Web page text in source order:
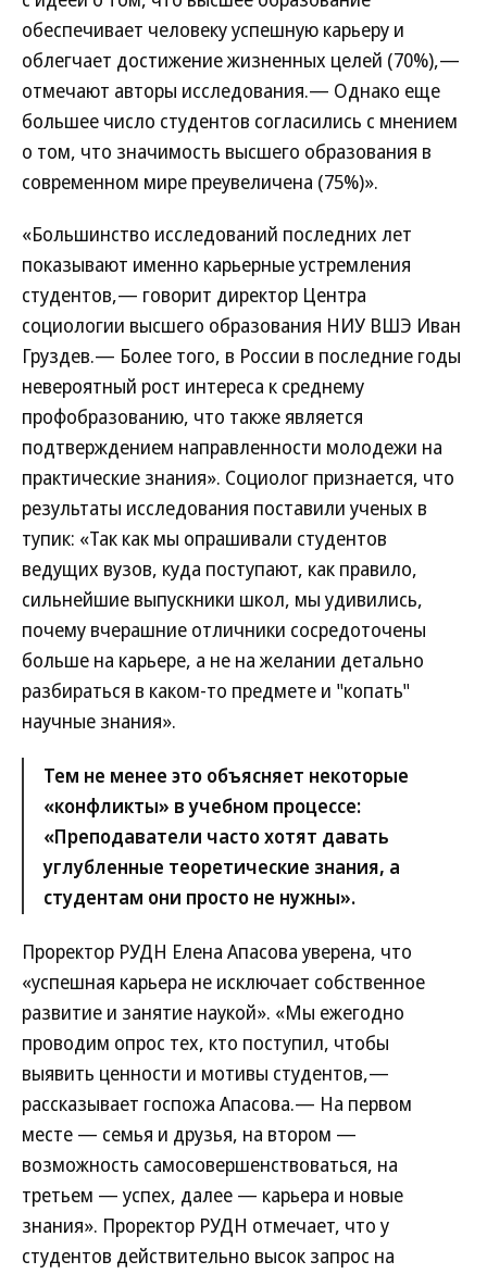
обеспечивает человеку успешную карьеру и
облегчает достижение жизненных целей (70%),—
отмечают авторы исследования.— Однако еще
большее число студентов согласились с мнением
о том, что значимость высшего образования в
современном мире преувеличена (75%)».
«Большинство исследований последних лет
показывают именно карьерные устремления
студентов,— говорит директор Центра
социологии высшего образования НИУ ВШЭ Иван
Груздев.— Более того, в России в последние годы
невероятный рост интереса к среднему
профобразованию, что также является
подтверждением направленности молодежи на
практические знания». Социолог признается, что
результаты исследования поставили ученых в
тупик: «Так как мы опрашивали студентов
ведущих вузов, куда поступают, как правило,
сильнейшие выпускники школ, мы удивились,
почему вчерашние отличники сосредоточены
больше на карьере, а не на желании детально
разбираться в каком-то предмете и "копать"
научные знания».
Тем не менее это объясняет некоторые
«конфликты» в учебном процессе:
«Преподаватели часто хотят давать
углубленные теоретические знания, а
студентам они просто не нужны».
Проректор РУДН Елена Апасова уверена, что
«успешная карьера не исключает собственное
развитие и занятие наукой». «Мы ежегодно
проводим опрос тех, кто поступил, чтобы
выявить ценности и мотивы студентов,—
рассказывает госпожа Апасова.— На первом
месте — семья и друзья, на втором —
возможность самосовершенствоваться, на
третьем — успех, далее — карьера и новые
знания». Проректор РУДН отмечает, что у
студентов действительно высок запрос на